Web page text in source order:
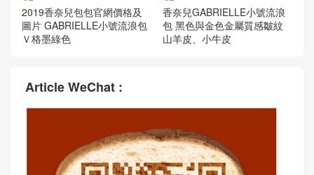
2019香奈兒包包官網價格及
圖片 GABRIELLE小號流浪包
Ｖ格墨綠色
香奈兒GABRIELLE小號流浪
包 黑色與金色金屬質感皺紋
山羊皮、小牛皮
Article WeChat :